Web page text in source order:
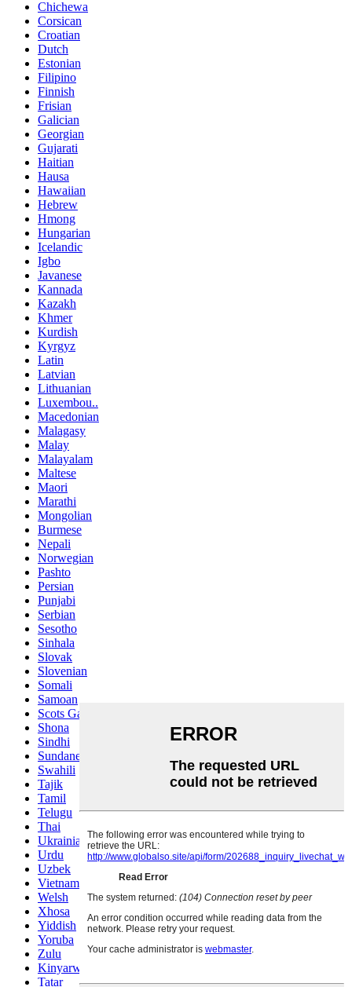
Chichewa
Corsican
Croatian
Dutch
Estonian
Filipino
Finnish
Frisian
Galician
Georgian
Gujarati
Haitian
Hausa
Hawaiian
Hebrew
Hmong
Hungarian
Icelandic
Igbo
Javanese
Kannada
Kazakh
Khmer
Kurdish
Kyrgyz
Latin
Latvian
Lithuanian
Luxembou..
Macedonian
Malagasy
Malay
Malayalam
Maltese
Maori
Marathi
Mongolian
Burmese
Nepali
Norwegian
Pashto
Persian
Punjabi
Serbian
Sesotho
Sinhala
Slovak
Slovenian
Somali
Samoan
Scots Gaelic
Shona
Sindhi
Sundanese
Swahili
Tajik
Tamil
Telugu
Thai
Ukrainian
Urdu
Uzbek
Vietnamese
Welsh
Xhosa
Yiddish
Yoruba
Zulu
Kinyarwanda
Tatar